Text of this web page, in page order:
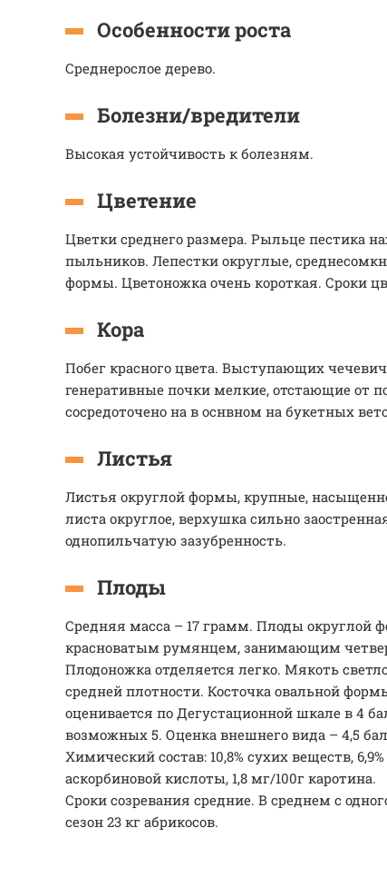
Особенности роста
Среднерослое дерево.
Болезни/вредители
Высокая устойчивость к болезням.
Цветение
Цветки среднего размера. Рыльце пестика
пыльников. Лепестки округлые,
формы. Цветоножка очень короткая. Сроки
Кора
Побег красного цвета. Выступающих
генеративные почки мелкие, отстающие от
сосредоточено на в оснвном на букетных
Листья
Листья округлой формы, крупные,
листа округлое, верхушка сильно
однопильчатую зазубренность.
Плоды
Средняя масса – 17 грамм. Плоды округлой
красноватым румянцем, занимающим
Плодоножка отделяется легко. Мякоть
средней плотности. Косточка овальной
оценивается по Дегустационной шкале в 4
возможных 5. Оценка внешнего вида – 4,5
Химический состав: 10,8% сухих веществ,
аскорбиновой кислоты, 1,8 мг/100г каротина.
Сроки созревания средние. В среднем с
сезон 23 кг абрикосов.